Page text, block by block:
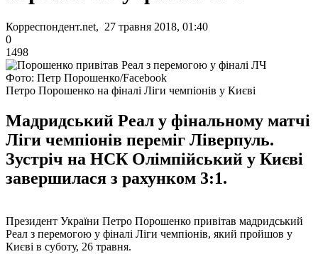
Корреспондент.net, 27 травня 2018, 01:40
0
1498
Фото: Петр Порошенко/Facebook
Петро Порошенко на фіналі Ліги чемпіонів у Києві
Мадридський Реал у фінальному матчі
Ліги чемпіонів переміг Ліверпуль.
Зустріч на НСК Олімпійський у Києві
завершилася з рахунком 3:1.
Президент України Петро Порошенко привітав мадридський
Реал з перемогою у фіналі Ліги чемпіонів, який пройшов у
Києві в суботу, 26 травня.